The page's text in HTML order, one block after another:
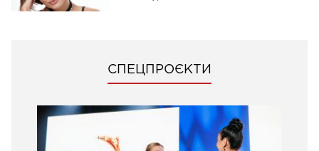
СПЕЦПРОЄКТИ